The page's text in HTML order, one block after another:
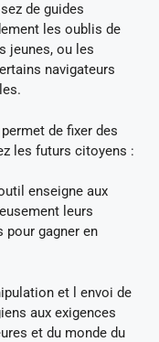
de guides
les oublis de
jeunes, ou les
navigateurs
de fixer des
les futurs citoyens :
enseigne aux
leurs
gagner en
et l envoi de
aux exigences
et du monde du